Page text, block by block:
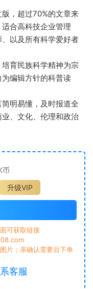
版，超过70%的文章来
合高科技企业管理
以及所有科学爱好者
培育民族科学精神为宗
编辑方针的科普读
明易懂，及时报道全
、文化、伦理和政治
币
升级VIP
可获取链接
片；亲确认需要后下单
客服